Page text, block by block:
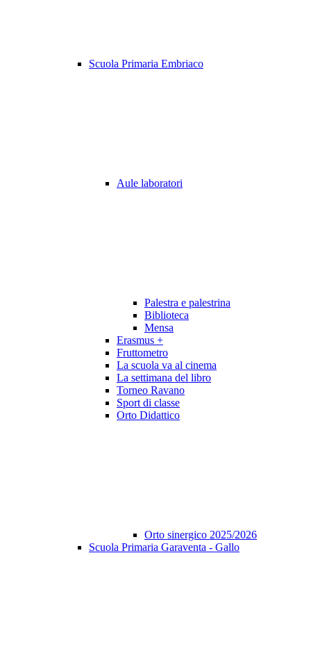
Scuola Primaria Embriaco
Aule laboratori
Palestra e palestrina
Biblioteca
Mensa
Erasmus +
Fruttometro
La scuola va al cinema
La settimana del libro
Torneo Ravano
Sport di classe
Orto Didattico
Orto sinergico 2025/2026
Scuola Primaria Garaventa - Gallo